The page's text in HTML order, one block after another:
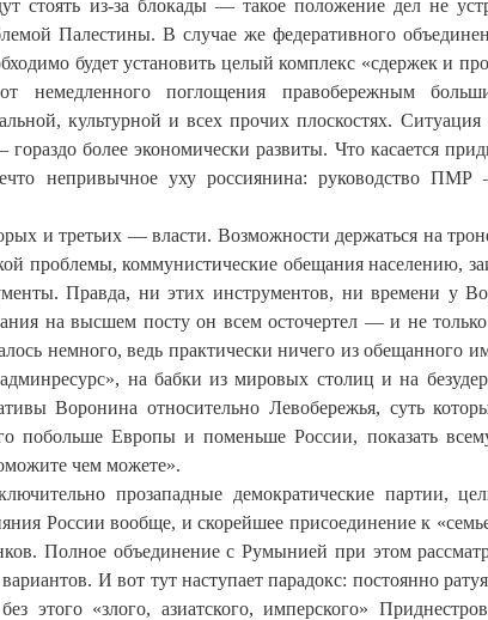
стоять из-за блокады — такое положение дел не
Палестины. В случае же федеративного
будет установить целый комплекс «сдержек и
немедленного поглощения правобережным
культурной и всех прочих плоскостях.
более экономически развиты. Что касается
непривычное уху россиянина: руководство
и третьих — власти. Возможности держаться на
проблемы, коммунистические обещания населению,
Правда, ни этих инструментов, ни времени у
на высшем посту он всем осточертел — и не
немного, ведь практически ничего из обещанного
на бабки из мировых столиц и на
Воронина относительно Левобережья, суть
побольше Европы и поменьше России, показать
чем можете».
прозападные демократические партии,
России вообще, и скорейшее присоединение к
Полное объединение с Румынией при этом
И вот тут наступает парадокс: постоянно
этого «злого, азиатского, имперского»